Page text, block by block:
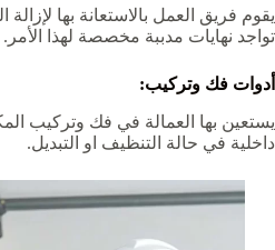
يقوم فريق العمل بالاستعانة بها
تواجد نهايات مدببة مخصصة لهذا الأمر.
أدوات فك وتركيب:
يستعين بها العمالة في فك وتركيب
داخلية في حالة التنظيف او التبديل.